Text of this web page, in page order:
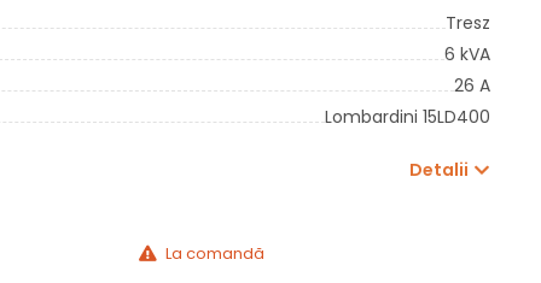
Tresz
6 kVA
26 A
Lombardini 15LD400
Detalii
La comandă